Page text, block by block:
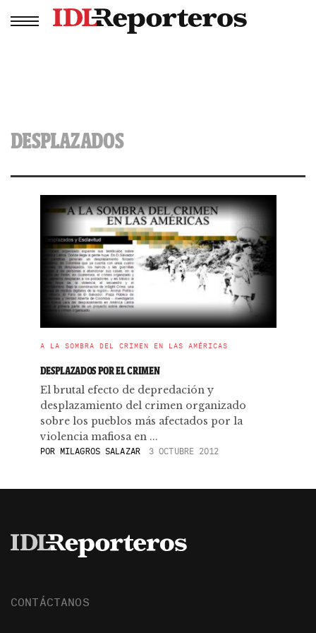
DESPLAZADOS
A LA SOMBRA DEL CRIMEN EN LAS AMÉRICAS
DESPLAZADOS POR EL CRIMEN
El brutal efecto de depredación y
desplazamiento del crimen organizado
sobre los pueblos más afectados por la
violencia mafiosa en ...
PORMILAGROS SALAZAR 3 OCTUBRE 2012
CONTÁCTANOS